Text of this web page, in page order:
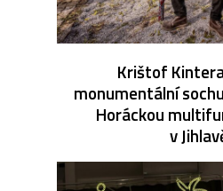
Krištof
monumentální
Horáckou
v